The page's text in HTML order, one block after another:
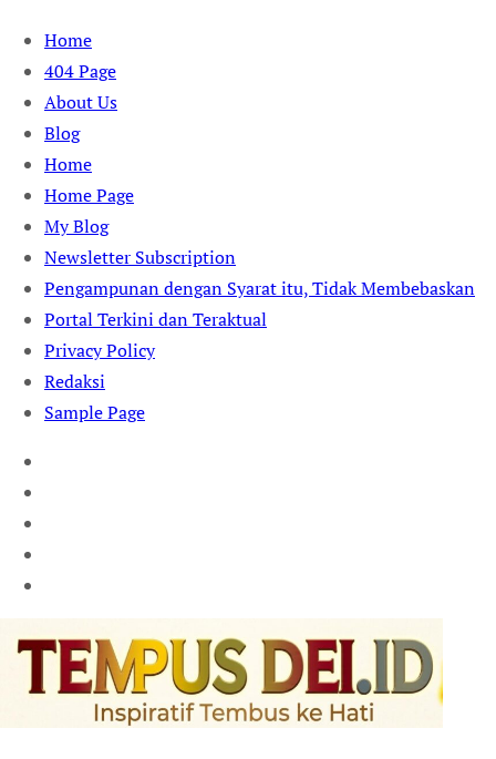
Skip
content
Home
404 Page
About Us
Blog
Home
Home Page
My Blog
Newsletter Subscription
Pengampunan dengan Syarat itu, Tidak Membebaskan
Portal Terkini dan Teraktual
Privacy Policy
Redaksi
Sample Page